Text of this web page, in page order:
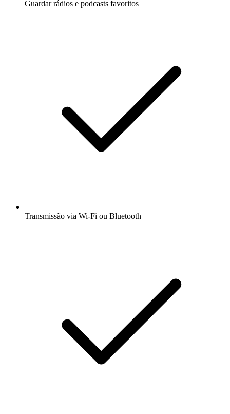
Guardar rádios e podcasts favoritos
Transmissão via Wi-Fi ou Bluetooth